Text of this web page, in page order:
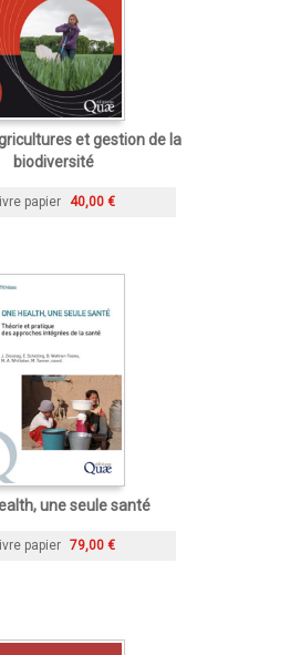
et gestion de la
biodiversité
papier 40,00 €
une seule santé
papier 79,00 €